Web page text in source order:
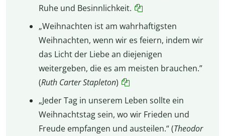
Ruhe und Besinnlichkeit.
„Weihnachten ist am wahrhaftigsten
Weihnachten, wenn wir es feiern, indem wir
das Licht der Liebe an diejenigen
weitergeben, die es am meisten brauchen.”
(Ruth Carter Stapleton)
„Jeder Tag in unserem Leben sollte ein
Weihnachtstag sein, wo wir Frieden und
Freude empfangen und austeilen.“ (Theodor